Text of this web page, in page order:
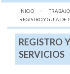
INICIO
AQUÍ:
REGISTRO Y GUÍA DE P...
REGISTRO
SERVICIOS